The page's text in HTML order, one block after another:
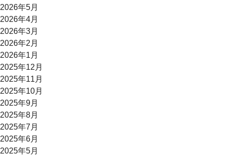
2026年5月
2026年4月
2026年3月
2026年2月
2026年1月
2025年12月
2025年11月
2025年10月
2025年9月
2025年8月
2025年7月
2025年6月
2025年5月